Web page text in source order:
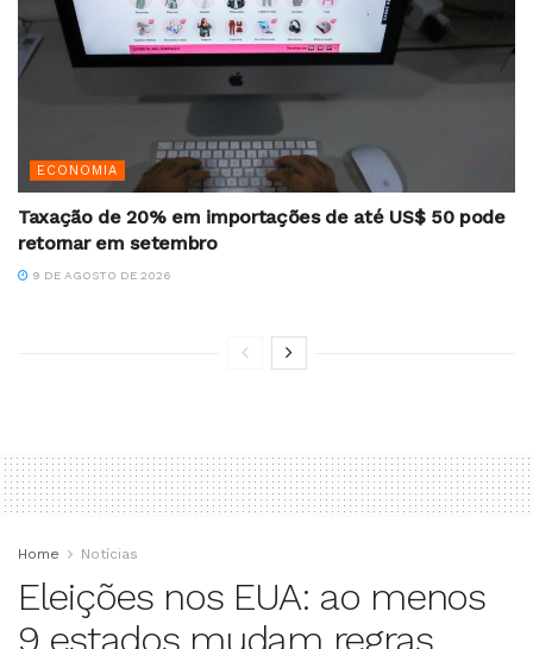
ECONOMIA
Taxação de 20% em importações de até US$ 50 pode
retornar em setembro
9 DE AGOSTO DE 2026
Home Notícias
Eleições nos EUA: ao menos
9 estados mudam regras